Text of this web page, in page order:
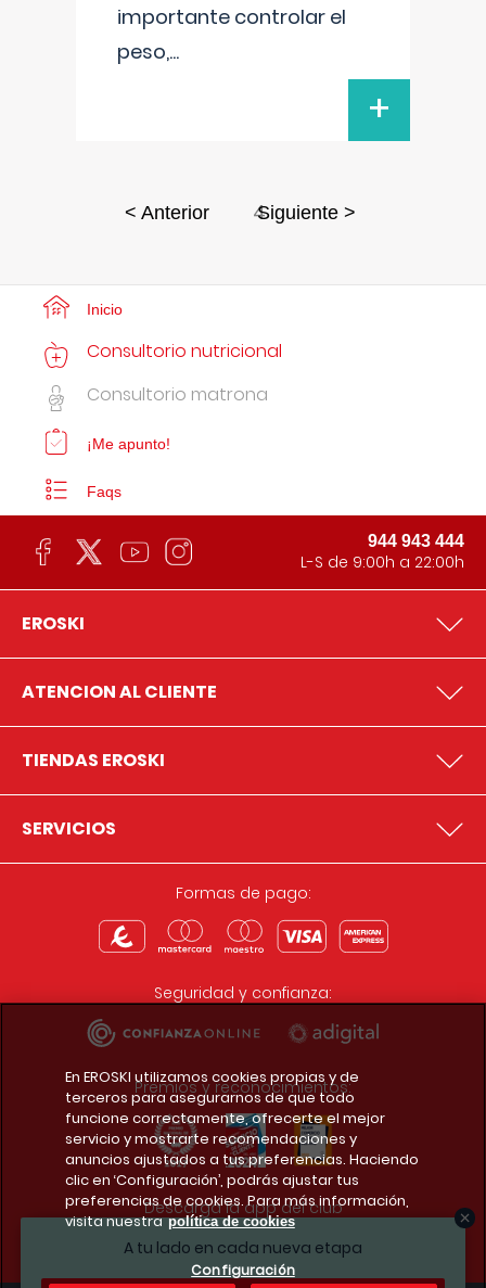
importante controlar el
peso,...
+
< Anterior 4
Siguiente >
A tu lado en cada nueva etapa
Inicio
Consultorio nutricional
Consultorio matrona
¡Me apunto!
Faqs
944 943 444
L-S de 9:00h a 22:00h
EROSKI
ATENCION AL CLIENTE
TIENDAS EROSKI
SERVICIOS
Formas de pago:
Seguridad y confianza:
Premios y reconocimientos:
Descarga la app del club
En EROSKI utilizamos cookies propias y de
terceros para asegurarnos de que todo
funcione correctamente, ofrecerte el mejor
servicio y mostrarte recomendaciones y
anuncios ajustados a tus preferencias. Haciendo
clic en ‘Configuración’, podrás ajustar tus
preferencias de cookies. Para más información,
visita nuestra política de cookies
Configuración